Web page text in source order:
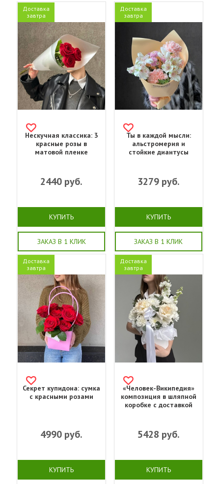
Доставка
завтра
Нескучная классика: 3
красные розы в
матовой пленке
2440 руб.
КУПИТЬ
ЗАКАЗ В 1 КЛИК
Доставка
завтра
Ты в каждой мысли:
альстромерия и
стойкие диантусы
3279руб.
КУПИТЬ
ЗАКАЗ В 1 КЛИК
Доставка
завтра
Секрет купидона: сумка
с красными розами
4990 руб.
КУПИТЬ
Доставка
завтра
«Человек-Википедия»
композиция в шляпной
коробке с доставкой
5428 руб.
КУПИТЬ